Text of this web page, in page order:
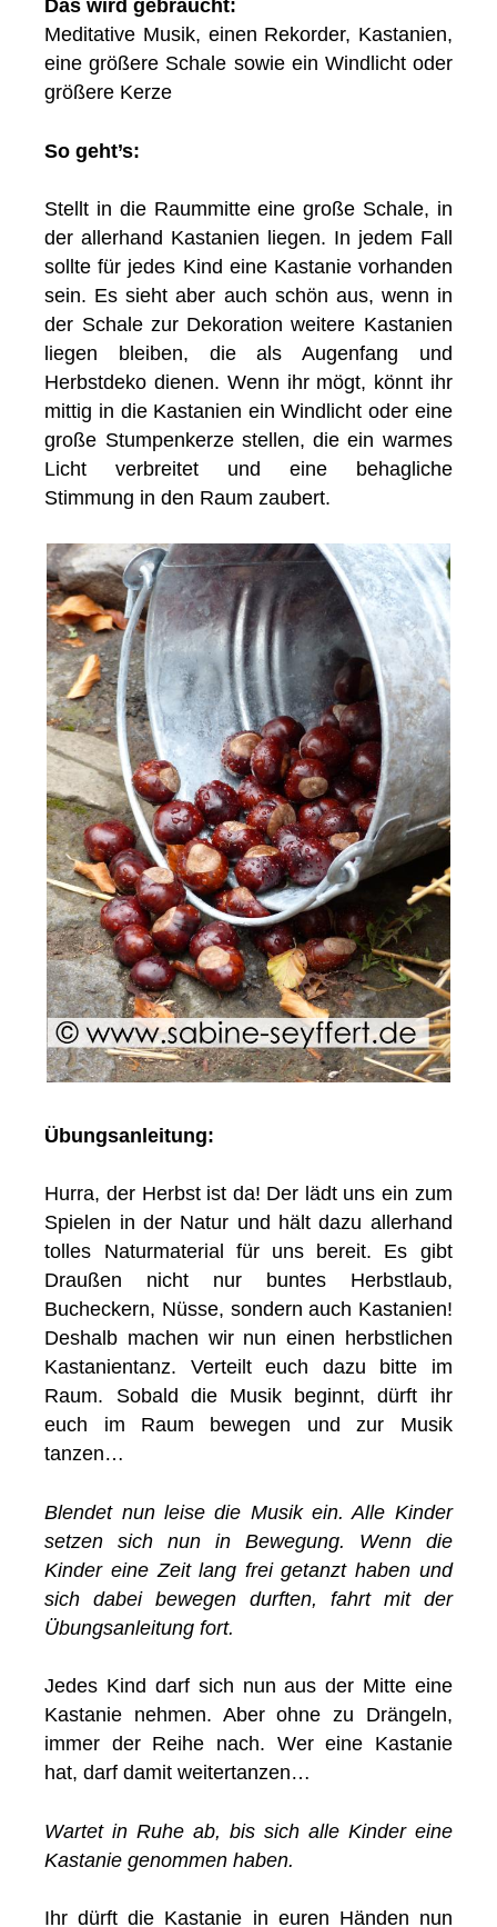
Das wird gebraucht:
Meditative Musik, einen Rekorder, Kastanien,
eine größere Schale sowie ein Windlicht oder
größere Kerze
So geht’s:
Stellt in die Raummitte eine große Schale, in
der allerhand Kastanien liegen. In jedem Fall
sollte für jedes Kind eine Kastanie vorhanden
sein. Es sieht aber auch schön aus, wenn in
der Schale zur Dekoration weitere Kastanien
liegen bleiben, die als Augenfang und
Herbstdeko dienen. Wenn ihr mögt, könnt ihr
mittig in die Kastanien ein Windlicht oder eine
große Stumpenkerze stellen, die ein warmes
Licht verbreitet und eine behagliche
Stimmung in den Raum zaubert.
Übungsanleitung:
Hurra, der Herbst ist da! Der lädt uns ein zum
Spielen in der Natur und hält dazu allerhand
tolles Naturmaterial für uns bereit. Es gibt
Draußen nicht nur buntes Herbstlaub,
Bucheckern, Nüsse, sondern auch Kastanien!
Deshalb machen wir nun einen herbstlichen
Kastanientanz. Verteilt euch dazu bitte im
Raum. Sobald die Musik beginnt, dürft ihr
euch im Raum bewegen und zur Musik
tanzen…
Blendet nun leise die Musik ein. Alle Kinder
setzen sich nun in Bewegung. Wenn die
Kinder eine Zeit lang frei getanzt haben und
sich dabei bewegen durften, fahrt mit der
Übungsanleitung fort.
Jedes Kind darf sich nun aus der Mitte eine
Kastanie nehmen. Aber ohne zu Drängeln,
immer der Reihe nach. Wer eine Kastanie
hat, darf damit weitertanzen…
Wartet in Ruhe ab, bis sich alle Kinder eine
Kastanie genommen haben.
Ihr dürft die Kastanie in euren Händen nun